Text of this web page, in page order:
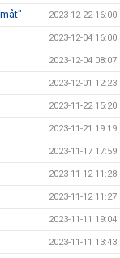
2023-12-22 16:00
2023-12-04 16:00
2023-12-04 08:07
2023-12-01 12:23
2023-11-22 15:20
2023-11-21 19:19
2023-11-17 17:59
2023-11-12 11:28
2023-11-12 11:27
2023-11-11 19:04
2023-11-11 13:43